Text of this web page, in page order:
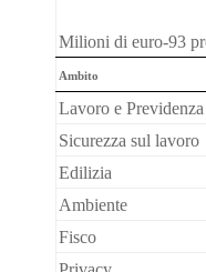
Milioni di euro-93
Ambito
Lavoro e Previdenza
Sicurezza sul lavoro
Edilizia
Ambiente
Fisco